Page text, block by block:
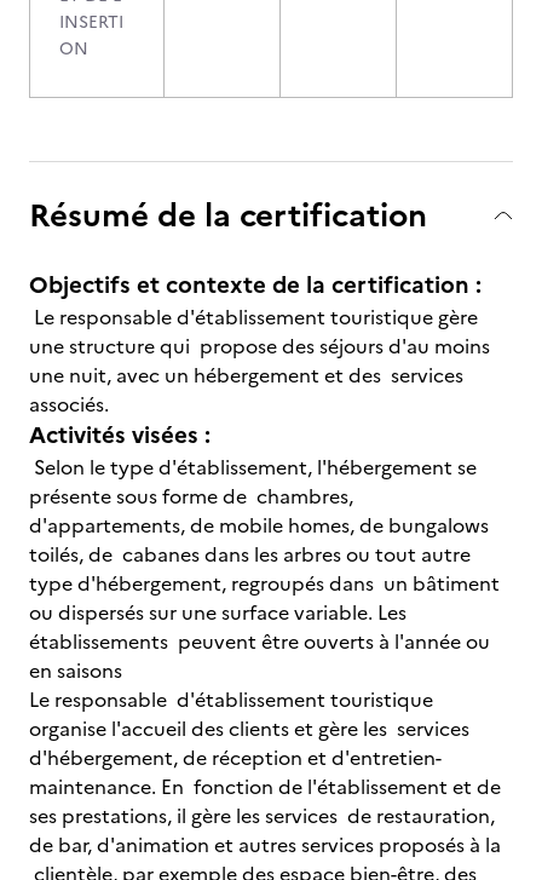
INSERTI
ON
Résumé de la certification
Objectifs et contexte de la certification :
Le responsable d'établissement touristique gère
une structure qui propose des séjours d'au moins
une nuit, avec un hébergement et des services
associés.
Activités visées :
Selon le type d'établissement, l'hébergement se
présente sous forme de chambres,
d'appartements, de mobile homes, de bungalows
toilés, de cabanes dans les arbres ou tout autre
type d'hébergement, regroupés dans un bâtiment
ou dispersés sur une surface variable. Les
établissements peuvent être ouverts à l'année ou
en saisons
Le responsable d'établissement touristique
organise l'accueil des clients et gère les services
d'hébergement, de réception et d'entretien-
maintenance. En fonction de l'établissement et de
ses prestations, il gère les services de restauration,
de bar, d'animation et autres services proposés à la
clientèle, par exemple des espace bien-être, des